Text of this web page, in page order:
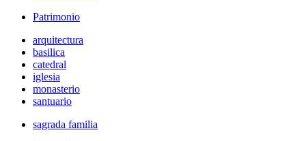
Patrimonio
arquitectura
basilica
catedral
iglesia
monasterio
santuario
sagrada familia